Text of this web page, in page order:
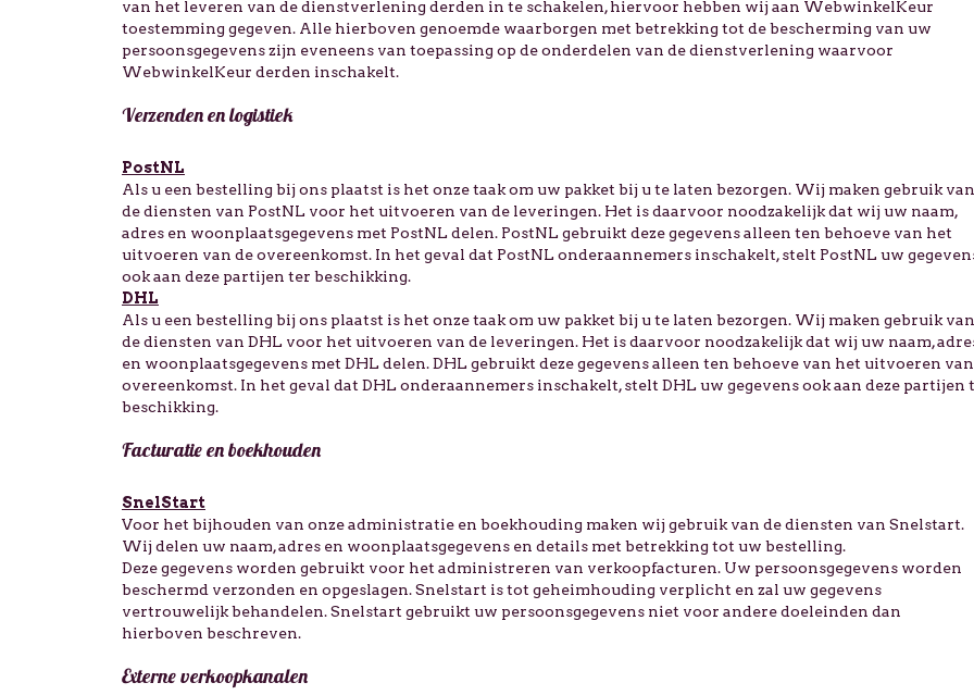
van het leveren van de dienstverlening derden in te schakelen, hiervoor hebben wij aan WebwinkelKeur
toestemming gegeven. Alle hierboven genoemde waarborgen met betrekking tot de bescherming van uw
persoonsgegevens zijn eveneens van toepassing op de onderdelen van de dienstverlening waarvoor
WebwinkelKeur derden inschakelt.
Verzenden en logistiek
PostNL
Als u een bestelling bij ons plaatst is het onze taak om uw pakket bij u te laten bezorgen. Wij maken gebruik van
de diensten van PostNL voor het uitvoeren van de leveringen. Het is daarvoor noodzakelijk dat wij uw naam,
adres en woonplaatsgegevens met PostNL delen. PostNL gebruikt deze gegevens alleen ten behoeve van het
uitvoeren van de overeenkomst. In het geval dat PostNL onderaannemers inschakelt, stelt PostNL uw
ook aan deze partijen ter beschikking.
DHL
Als u een bestelling bij ons plaatst is het onze taak om uw pakket bij u te laten bezorgen. Wij maken gebruik van
de diensten van DHL voor het uitvoeren van de leveringen. Het is daarvoor noodzakelijk dat wij uw naam,
en woonplaatsgegevens met DHL delen. DHL gebruikt deze gegevens alleen ten behoeve van het uitvoeren
overeenkomst. In het geval dat DHL onderaannemers inschakelt, stelt DHL uw gegevens ook aan deze partijen
beschikking.
Facturatie en boekhouden
SnelStart
Voor het bijhouden van onze administratie en boekhouding maken wij gebruik van de diensten van Snelstart.
Wij delen uw naam, adres en woonplaatsgegevens en details met betrekking tot uw bestelling.
Deze gegevens worden gebruikt voor het administreren van verkoopfacturen. Uw persoonsgegevens worden
beschermd verzonden en opgeslagen. Snelstart is tot geheimhouding verplicht en zal uw gegevens
vertrouwelijk behandelen. Snelstart gebruikt uw persoonsgegevens niet voor andere doeleinden dan
hierboven beschreven.
Externe verkoopkanalen